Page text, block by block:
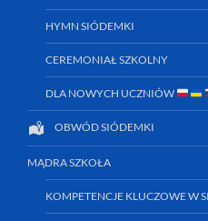
HYMN SIÓDEMKI
CEREMONIAŁ SZKOLNY
DLA NOWYCH UCZNIÓW
OBWÓD SIÓDEMKI
MĄDRA SZKOŁA
KOMPETENCJE KLUCZOWE W